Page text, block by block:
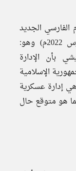
الفارسي الجديد
1400 ش (21 مارس 2021 ــ 20 مارس 2022م) وهو:
بأن الإدارة
الإسلامية
هي إدارة عسكرية
هو متوقع حال